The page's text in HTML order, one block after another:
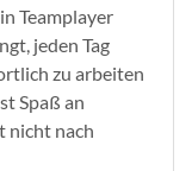
Teamplayer
jeden Tag
zu arbeiten
Spaß an
nicht nach